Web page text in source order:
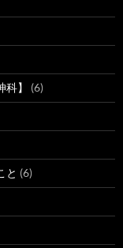
】 (6)
と (6)